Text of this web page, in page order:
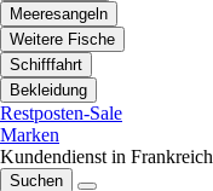
Meeresangeln
Weitere Fische
Schifffahrt
Bekleidung
Restposten-Sale
Marken
Kundendienst in Frankreich
Suchen